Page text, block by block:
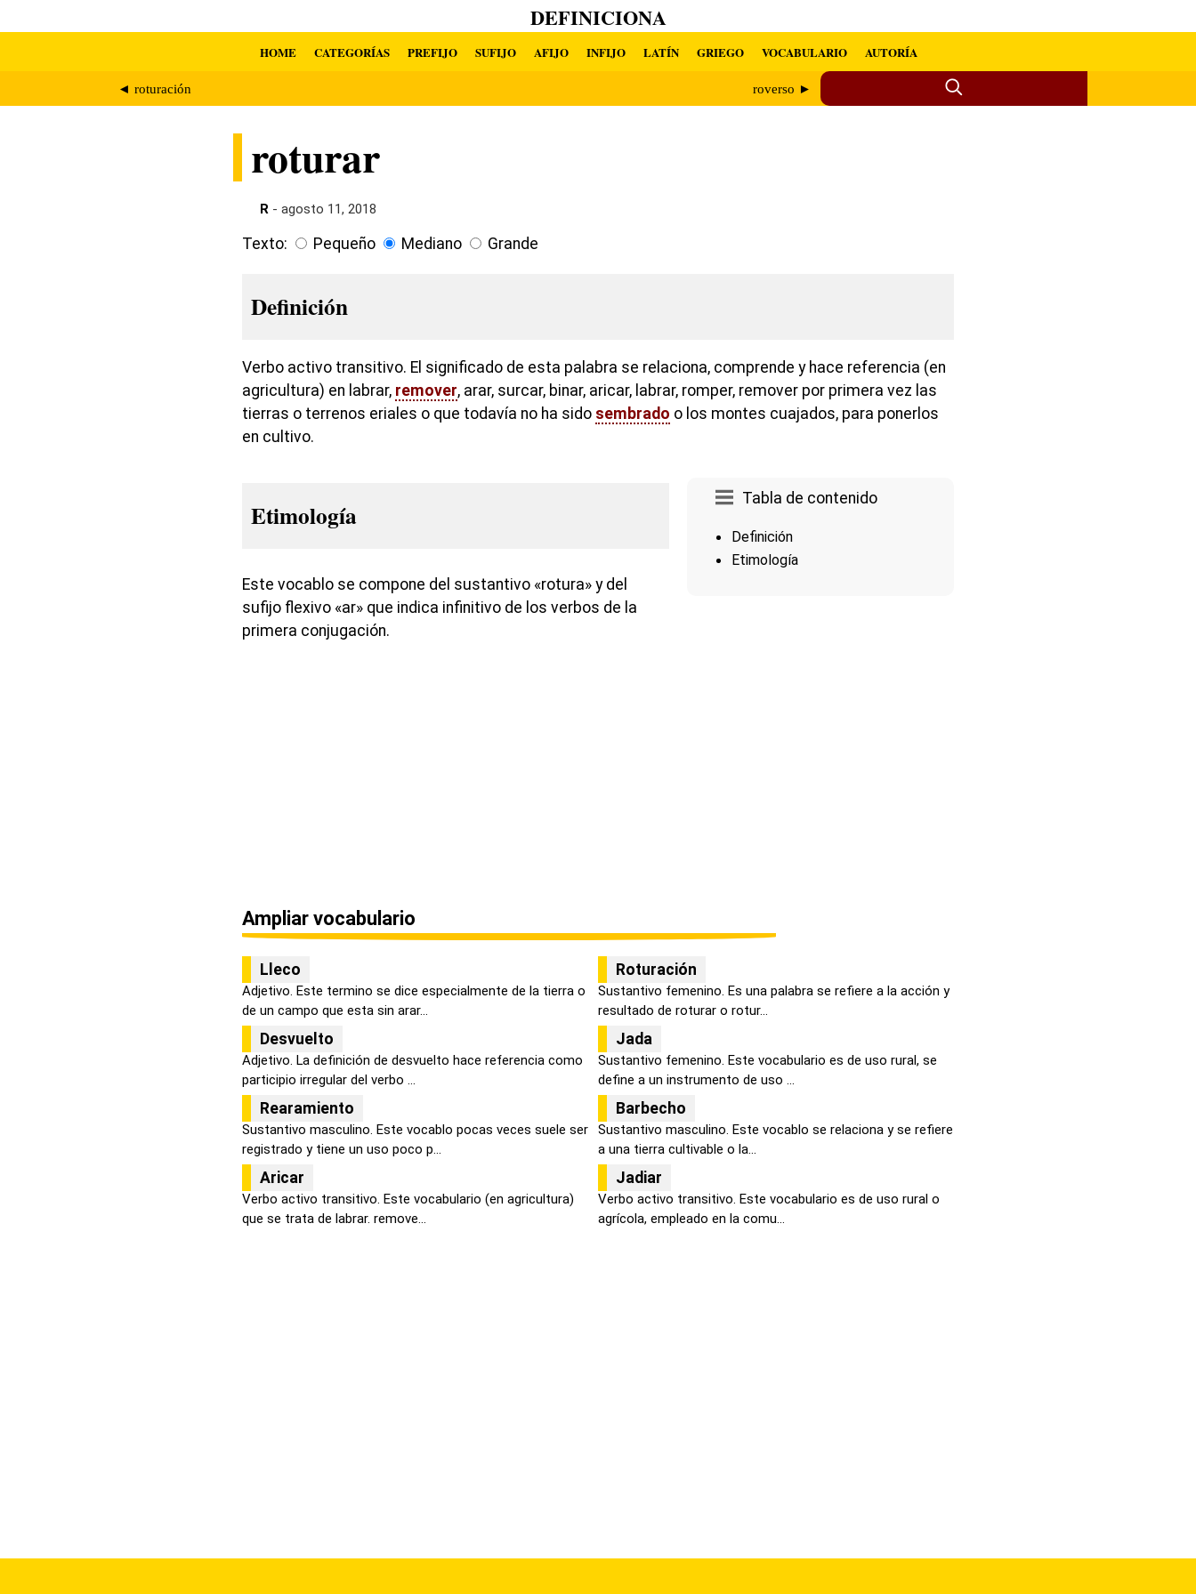
DEFINICIONA
HOME CATEGORÍAS PREFIJO SUFIJO AFIJO INFIJO LATÍN GRIEGO VOCABULARIO AUTORÍA
◄ roturación roverso ►
roturar
R - agosto 11, 2018
Texto: Pequeño Mediano Grande
Definición
Verbo activo transitivo. El significado de esta palabra se relaciona, comprende y hace referencia (en
agricultura) en labrar, remover, arar, surcar, binar, aricar, labrar, romper, remover por primera vez las
tierras o terrenos eriales o que todavía no ha sido sembrado o los montes cuajados, para ponerlos
en cultivo.
Tabla de contenido
Definición
Etimología
Etimología
Este vocablo se compone del sustantivo «rotura» y del
sufijo flexivo «ar» que indica infinitivo de los verbos de la
primera conjugación.
Ampliar vocabulario
Lleco
Adjetivo. Este termino se dice especialmente de la tierra o
de un campo que esta sin arar...
Roturación
Sustantivo femenino. Es una palabra se refiere a la acción y
resultado de roturar o rotur...
Desvuelto
Adjetivo. La definición de desvuelto hace referencia como
participio irregular del verbo ...
Jada
Sustantivo femenino. Este vocabulario es de uso rural, se
define a un instrumento de uso ...
Rearamiento
Sustantivo masculino. Este vocablo pocas veces suele ser
registrado y tiene un uso poco p...
Barbecho
Sustantivo masculino. Este vocablo se relaciona y se refiere
a una tierra cultivable o la...
Aricar
Verbo activo transitivo. Este vocabulario (en agricultura)
que se trata de labrar. remove...
Jadiar
Verbo activo transitivo. Este vocabulario es de uso rural o
agrícola, empleado en la comu...